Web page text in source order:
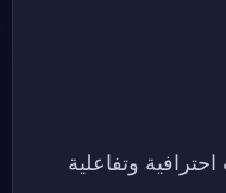
وتفاعلية